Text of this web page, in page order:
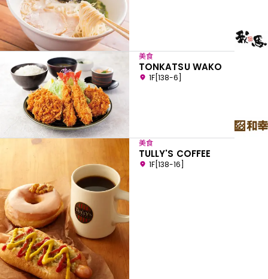
美食
TONKATSU WAKO
1F[138-6]
美食
TULLY'S COFFEE
1F[138-16]